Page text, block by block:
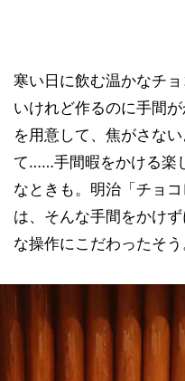
寒い日に飲む温かなチ
いけれど作るのに手間
を用意して、焦がさな
て……手間暇をかける楽
なときも。明治「チョ
は、そんな手間をかけ
な操作にこだわったそう